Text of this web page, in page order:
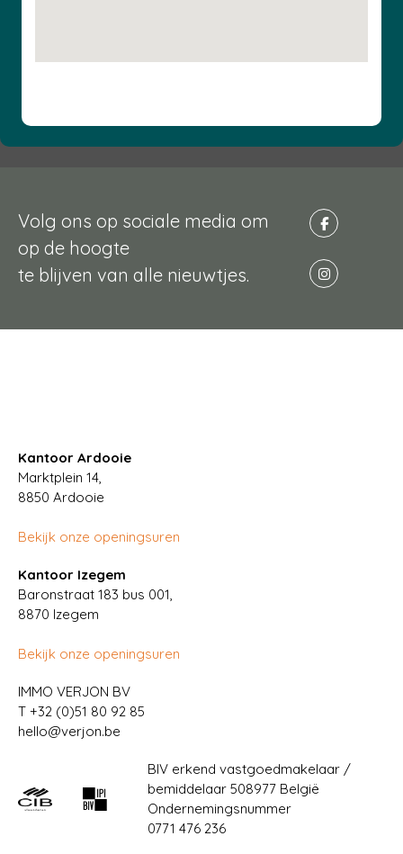
Volg ons op sociale media om
op de hoogte
te blijven van alle nieuwtjes.
Kantoor Ardooie
Marktplein 14,
8850 Ardooie
Bekijk onze openingsuren
Kantoor Izegem
Baronstraat 183 bus 001,
8870 Izegem
Bekijk onze openingsuren
IMMO VERJON BV
T +32 (0)51 80 92 85
hello@verjon.be
BIV erkend vastgoedmakelaar /
bemiddelaar 508977 België
Ondernemingsnummer
0771 476 236